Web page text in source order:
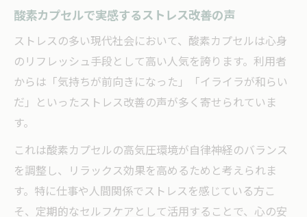
酸素カプセルで実感するストレス改善の声
ストレスの多い現代社会において、酸素カプセルは心身
のリフレッシュ手段として高い人気を誇ります。利用者
からは「気持ちが前向きになった」「イライラが和らい
だ」といったストレス改善の声が多く寄せられていま
す。
これは酸素カプセルの高気圧環境が自律神経のバランス
を調整し、リラックス効果を高めるためと考えられま
す。特に仕事や人間関係でストレスを感じている方こ
そ、定期的なセルフケアとして活用することで、心の安